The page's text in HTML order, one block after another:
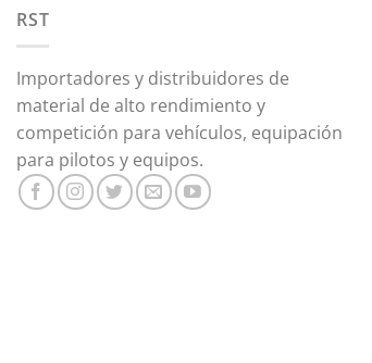
RST
Importadores y distribuidores de
material de alto rendimiento y
competición para vehículos, equipación
para pilotos y equipos.